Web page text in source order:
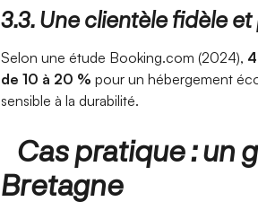
3.3. Une clientèle fidèle
Selon une étude Booking.com (2024),
de 10 à 20 % pour un hébergement
sensible à la durabilité.
Cas pratique : un
Bretagne